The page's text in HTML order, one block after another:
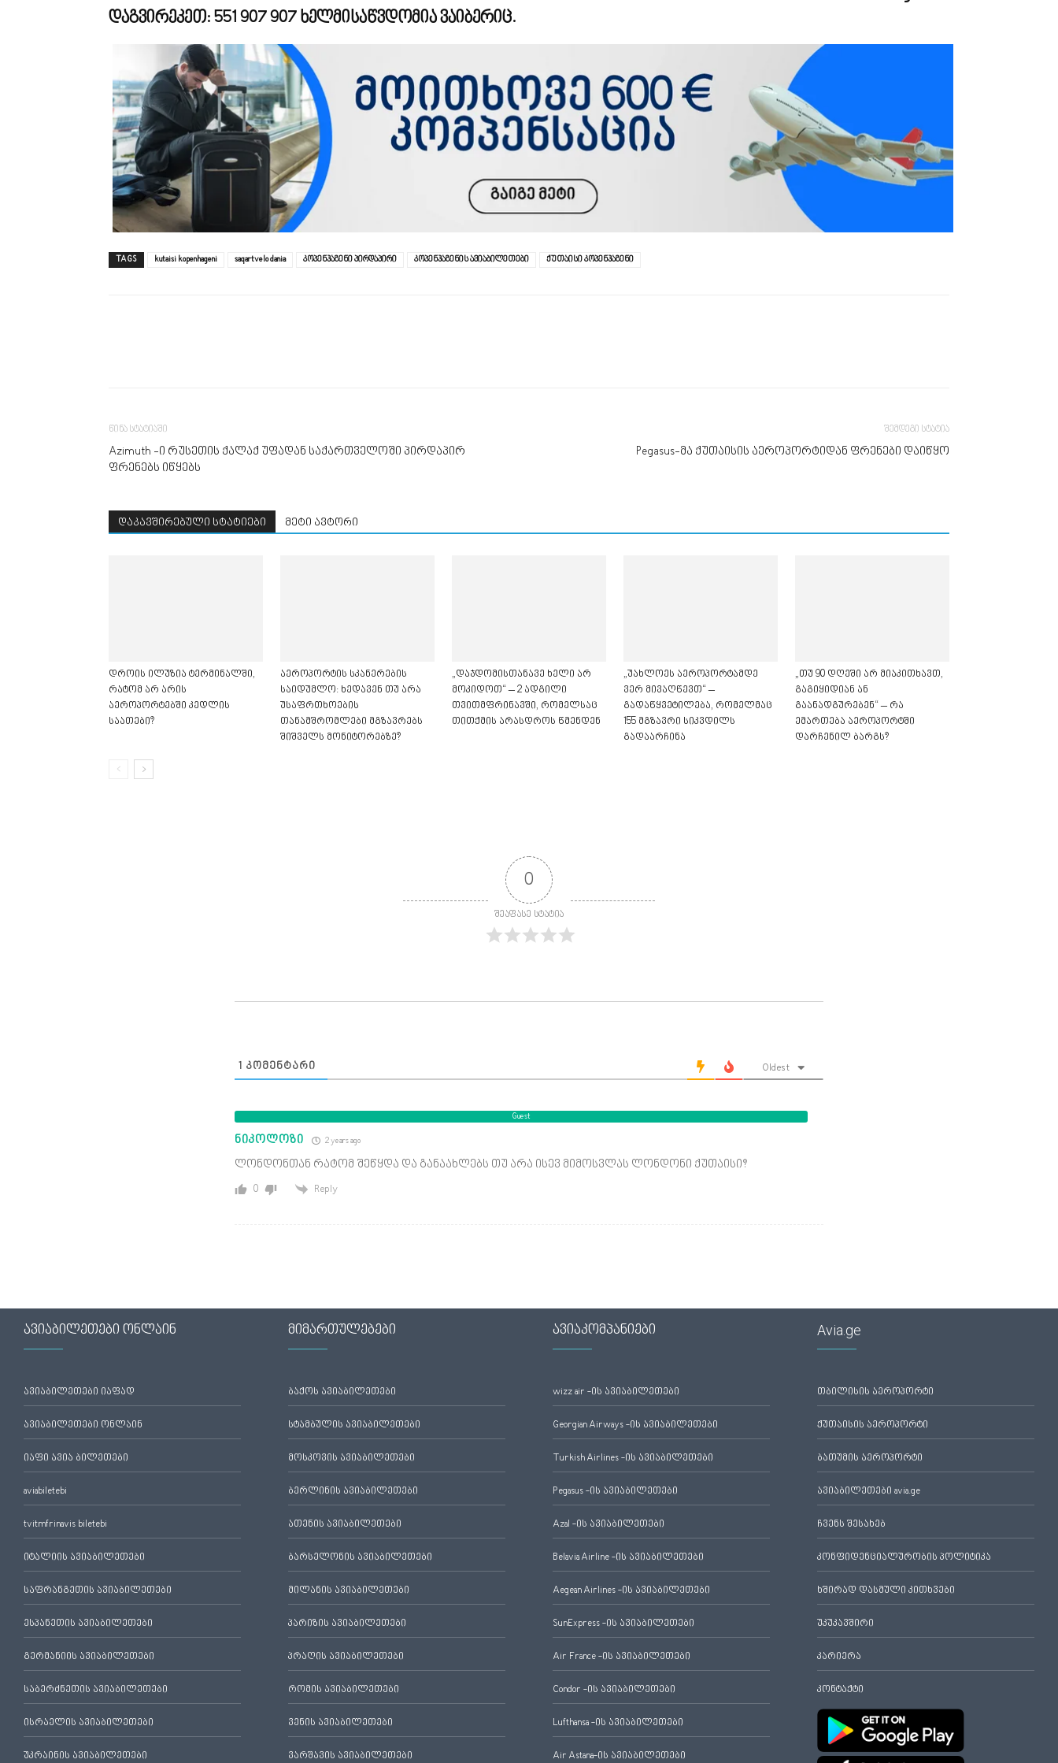
დაგვირეკეთ: 551 907 907 ხელმისაწვდომია ვაიბერიც.
TAGS kutaisi kopenhageni saqartvelo dania კოპენჰაგენი პირდაპირი კოპენჰაგენის ავიაბილეთები ქუთაისი კოპენჰაგენი
წინა სტატიაში
Azimuth -ი რუსეთის ქალაქ უფადან საქართველოში პირდაპირ
ფრენებს იწყებს
შემდეგი სტატია
Pegasus-მა ქუთაისის აეროპორტიდან ფრენები დაიწყო
დაკავშირებული სტატიები მეტი ავტორი
დროის ილუზია ტერმინალში,
რატომ არ არის
აეროპორტებში კედლის
საათები?
აეროპორტის სკანერების
საიდუმლო: ხედავენ თუ არა
უსაფრთხოების
თანამშრომლები მგზავრებს
შიშველს მონიტორებზე?
„დაჯდომისთანავე ხელი არ
მოკიდოთ“ – 2 ადგილი
თვითმფრინავში, რომელსაც
თითქმის არასდროს წმენდენ
„უახლოეს აეროპორტამდე
ვერ მივაღწევთ“ –
გადაწყვეტილება, რომელმაც
155 მგზავრი სიკვდილს
გადაარჩინა
„თუ 90 დღეში არ მიაკითხავთ,
გაგიყიდიან ან
გაანადგურებენ“ – რა
ემართება აეროპორტში
დარჩენილ ბარგს?
0
შეაფასე სტატია
1 ᲙᲝᲛᲔᲜᲢᲐᲠᲘ Oldest
Guest
ნიკოლოზი 2 years ago
ლონდონთან რატომ შეწყდა და განაახლებს თუ არა ისევ მიმოსვლას ლონდონი ქუთაისი?
0 Reply
ავიაბილეთები ონლაინ
ავიაბილეთები იაფად
ავიაბილეთები ონლაინ
იაფი ავია ბილეთები
aviabiletebi
tvitmfrinavis biletebi
იტალიის ავიაბილეთები
საფრანგეთის ავიაბილეთები
ესპანეთის ავიაბილეთები
გერმანიის ავიაბილეთები
საბერძნეთის ავიაბილეთები
ისრაელის ავიაბილეთები
უკრაინის ავიაბილეთები
მიმართულებები
ბაქოს ავიაბილეთები
სტამბულის ავიაბილეთები
მოსკოვის ავიაბილეთები
ბერლინის ავიაბილეთები
ათენის ავიაბილეთები
ბარსელონის ავიაბილეთები
მილანის ავიაბილეთები
პარიზის ავიაბილეთები
პრაღის ავიაბილეთები
რომის ავიაბილეთები
ვენის ავიაბილეთები
ვარშავის ავიაბილეთები
ავიაკომპანიები
wizz air -ის ავიაბილეთები
Georgian Airways -ის ავიაბილეთები
Turkish Airlines -ის ავიაბილეთები
Pegasus -ის ავიაბილეთები
Azal -ის ავიაბილეთები
Belavia Airline -ის ავიაბილეთები
Aegean Airlines -ის ავიაბილეთები
SunExpress -ის ავიაბილეთები
Air France -ის ავიაბილეთები
Condor -ის ავიაბილეთები
Lufthansa -ის ავიაბილეთები
Air Astana-ის ავიაბილეთები
Avia.ge
თბილისის აეროპორტი
ქუთაისის აეროპორტი
ბათუმის აეროპორტი
ავიაბილეთები avia.ge
ჩვენს შესახებ
კონფიდენციალურობის პოლიტიკა
ხშირად დასმული კითხვები
უკუკავშირი
კარიერა
კონტაქტი